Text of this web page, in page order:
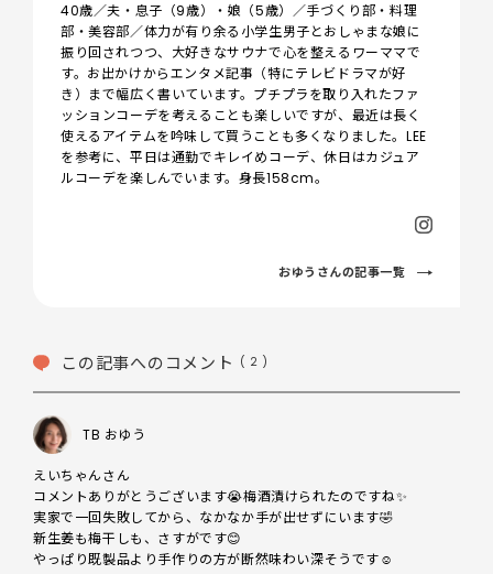
40歳／夫・息子（9歳）・娘（5歳）／手づくり部・料理
部・美容部／体力が有り余る小学生男子とおしゃまな娘に
振り回されつつ、大好きなサウナで心を整えるワーママで
す。お出かけからエンタメ記事（特にテレビドラマが好
き）まで幅広く書いています。プチプラを取り入れたファ
ッションコーデを考えることも楽しいですが、最近は長く
使えるアイテムを吟味して買うことも多くなりました。LEE
を参考に、平日は通勤でキレイめコーデ、休日はカジュア
ルコーデを楽しんでいます。身長158cm。
おゆうさんの記事一覧
この記事へのコメント ( 2 )
TB おゆう
えいちゃんさん
コメントありがとうございます😭梅酒漬けられたのですね✨
実家で一回失敗してから、なかなか手が出せずにいます🤣
新生姜も梅干しも、さすがです😊
やっぱり既製品より手作りの方が断然味わい深そうです☺️